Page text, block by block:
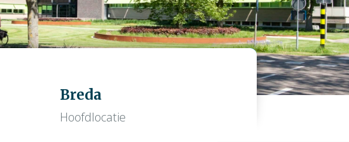
Breda
Hoofdlocatie